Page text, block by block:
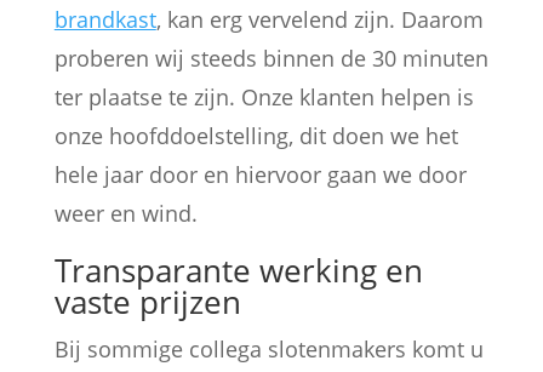
brandkast, kan erg vervelend zijn. Daarom
proberen wij steeds binnen de 30 minuten
ter plaatse te zijn. Onze klanten helpen is
onze hoofddoelstelling, dit doen we het
hele jaar door en hiervoor gaan we door
weer en wind.
Transparante werking en
vaste prijzen
Bij sommige collega slotenmakers komt u